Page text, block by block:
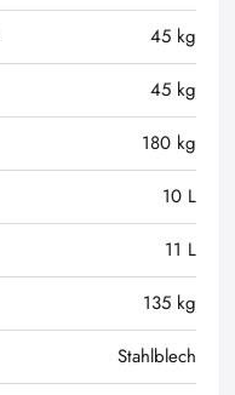
45 kg
45 kg
180 kg
10 L
11 L
135 kg
Stahlblech